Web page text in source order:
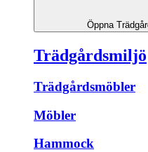
Öppna
Trädgårdsmiljö
Trädgårdsmöbler
Möbler
Hammock